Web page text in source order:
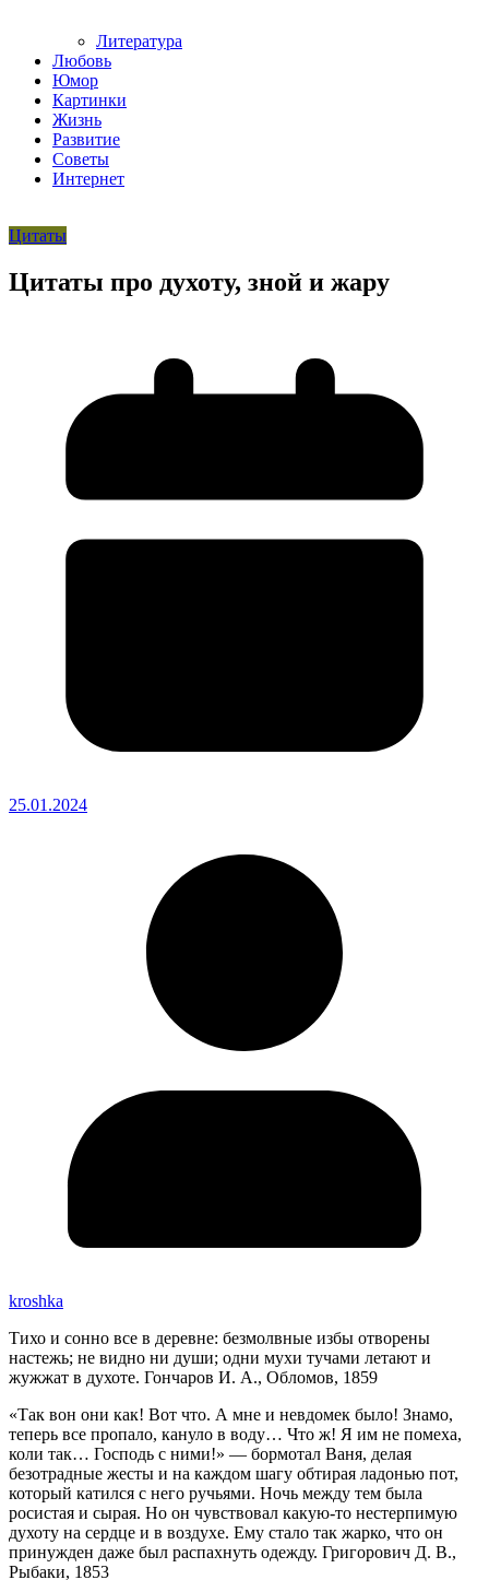
Литература
Любовь
Юмор
Картинки
Жизнь
Развитие
Советы
Интернет
Цитаты
Цитаты про духоту, зной и жару
25.01.2024
kroshka
Тихо и сонно все в деревне: безмолвные избы отворены
настежь; не видно ни души; одни мухи тучами летают и
жужжат в духоте. Гончаров И. А., Обломов, 1859
«Так вон они как! Вот что. А мне и невдомек было! Знамо,
теперь все пропало, кануло в воду… Что ж! Я им не помеха,
коли так… Господь с ними!» — бормотал Ваня, делая
безотрадные жесты и на каждом шагу обтирая ладонью пот,
который катился с него ручьями. Ночь между тем была
росистая и сырая. Но он чувствовал какую-то нестерпимую
духоту на сердце и в воздухе. Ему стало так жарко, что он
принужден даже был распахнуть одежду. Григорович Д. В.,
Рыбаки, 1853